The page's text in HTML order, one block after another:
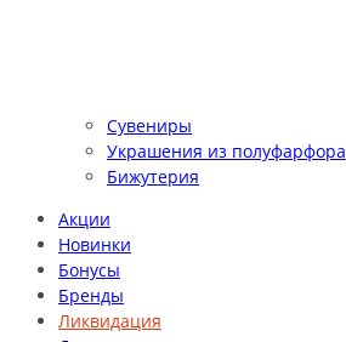
Сувениры
Украшения из полуфарфора
Бижутерия
Акции
Новинки
Бонусы
Бренды
Ликвидация